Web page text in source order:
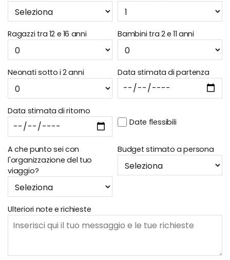
Ragazzi tra 12 e 16 anni Bambini tra 2 e 11 anni
Neonati sotto i 2 anni Data stimata di partenza
Data stimata di ritorno
Date flessibili
A che punto sei con
l'organizzazione del tuo
viaggio?
Budget stimato a persona
Ulteriori note e richieste